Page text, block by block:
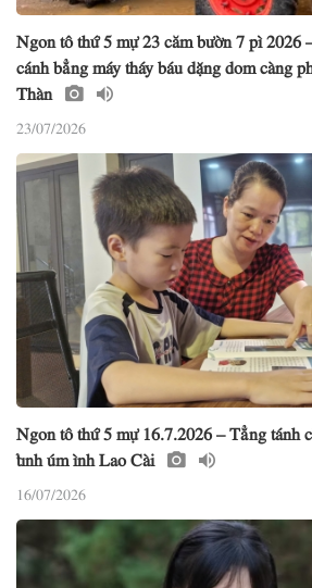
Ngon tô thứ 5 mự 23 căm bườn 7 pì 2026
cánh bẳng máy tháy báu dặng dom càng
Thàn
23/07/2026
Ngon tô thứ 5 mự 16.7.2026 – Tẳng tánh
tỉnh úm ình Lao Cài
16/07/2026